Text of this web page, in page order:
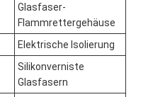
Glasfaser-
Flammrettergehäuse
Elektrische Isolierung
Silikonverniste
Glasfasern